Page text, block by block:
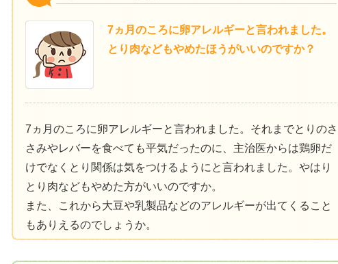
7ヵ月のころに卵アレルギーと言われました。
とり肉などもやめたほうがいいのですか？
7ヵ月のころに卵アレルギーと言われました。それまでとりのさ
さみやレバーを食べても平気だったのに、主治医からは鶏卵だ
けでなくとり関係は気をつけるようにと言われました。やはり
とり肉などもやめた方がいいのですか。
また、これから大豆や乳製品などのアレルギーが出てくること
もありえるのでしょうか。